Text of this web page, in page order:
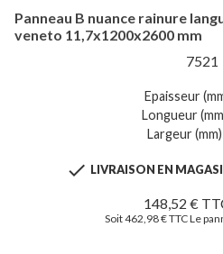
Panneau B nuance rainure
veneto 11,7x1200x2600 mm
7521
Epaisseur
Longueur
Largeur
 LIVRAISON EN
148,52 €
Soit 462,98 € TTC Le